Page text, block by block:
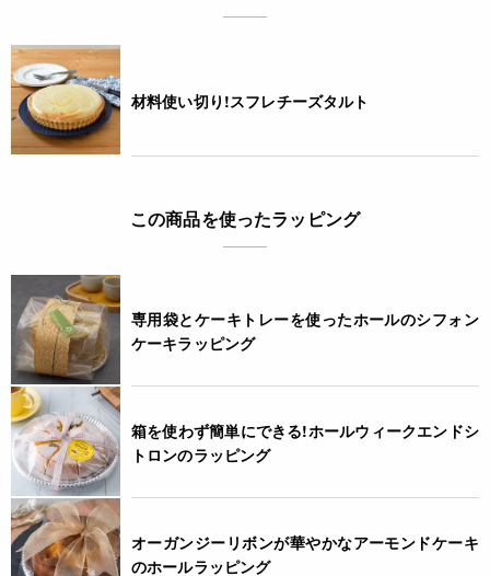
材料使い切り!スフレチーズタルト
この商品を使ったラッピング
専用袋とケーキトレーを使ったホールのシフォン
ケーキラッピング
箱を使わず簡単にできる!ホールウィークエンドシ
トロンのラッピング
オーガンジーリボンが華やかなアーモンドケーキ
のホールラッピング